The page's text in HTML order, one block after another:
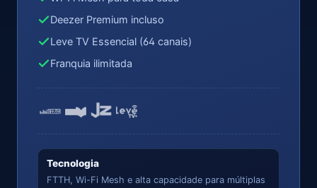
Deezer Premium incluso
Leve TV Essencial (64 canais)
Franquia ilimitada
Tecnologia
FTTH, Wi-Fi Mesh e alta capacidade para múltiplas